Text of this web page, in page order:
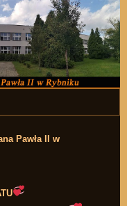
do zawartości
Pawła II w